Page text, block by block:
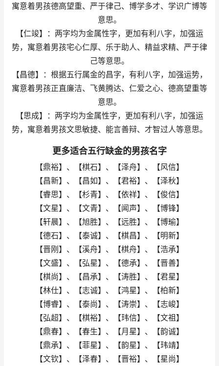
寓意着男孩德高望重、严于律己、博学多才、学识广博等
意思。
【仁竣】：两字均为金属性字，更加有利八字，加强运
势，寓意着男孩宅心仁厚、乐于助人、精益求精、严于律
己等意思。
【昌德】：根据五行属金的昌字，有利八字，加强运势，
寓意着男孩正直廉洁、飞黄腾达、仁爱之心、德高望重等
意思。
【思成】：两字均为金属性字，更加有利八字，加强运
势，寓意着男孩文思敏捷、能言善辩、才智过人等意思。
更多适合五行缺金的男孩名字
【鼎裕】、【棋石】、【泽舟】、【风信】
【昌新】、【昌如】、【君裕】、【泽秋】
【睿思】、【杉青】、【依祥】、【俊信】
【文星】、【文青】、【闻声】、【博锋】
【轩晨】、【旭胜】、【远胜】、【博瑜】
【德石】、【泰诚】、【棋昌】、【明新】
【晋刚】、【溪舟】、【棋舟】、【浩承】
【文盛】、【弘星】、【德承】、【晋善】
【棋尚】、【昌承】、【涛胜】、【君星】
【林仕】、【志诚】、【鸿星】、【柏新】
【博睿】、【泰尚】、【涛崇】、【志峻】
【弘超】、【棋裕】、【玮信】、【文祖】
【鼎春】、【春生】、【月星】、【韵诚】
【鼎承】、【菲星】、【韵星】、【玮靖】
【文钦】、【泽春】、【晋裕】、【星尚】